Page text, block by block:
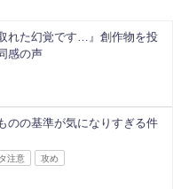
れた幻覚です…』創作物を投
感の声
のの基準が気になりすぎる件
注意 攻め